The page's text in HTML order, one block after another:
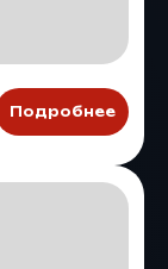
Подробнее